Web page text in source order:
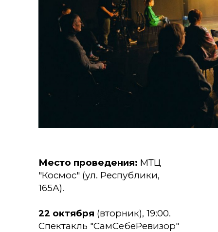
Место проведения: МТЦ
"Космос" (ул. Республики,
165А).
22 октября (вторник), 19:00.
Спектакль "СамСебеРевизор"